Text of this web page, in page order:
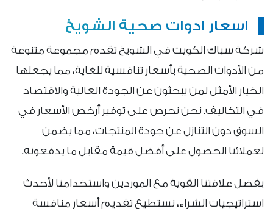
اسعار ادوات صحية الشويخ
شركة سباك الكويت في الشويخ تقدم مجموعة متنوعة
من الأدوات الصحية بأسعار تنافسية للغاية، مما يجعلها
الخيار الأمثل لمن يبحثون عن الجودة العالية والاقتصاد
في التكاليف. نحن نحرص على توفير أرخص الأسعار في
السوق دون التنازل عن جودة المنتجات، مما يضمن
لعملائنا الحصول على أفضل قيمة مقابل ما يدفعونه.
بفضل علاقتنا القوية مع الموردين واستخدامنا لأحدث
استراتيجيات الشراء، نستطيع تقديم أسعار منافسة